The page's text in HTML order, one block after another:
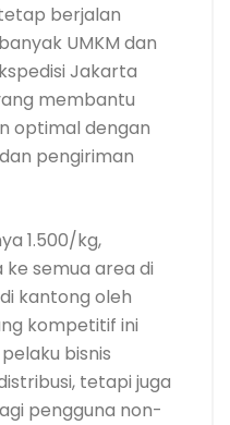
berjalan
UMKM dan
Jakarta
membantu
optimal dengan
pengiriman
1.500/kg,
semua area di
kantong oleh
kompetitif ini
bisnis
tetapi juga
pengguna non-